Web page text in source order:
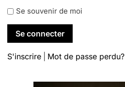
Se souvenir de moi
S'inscrire Mot de passe perdu?